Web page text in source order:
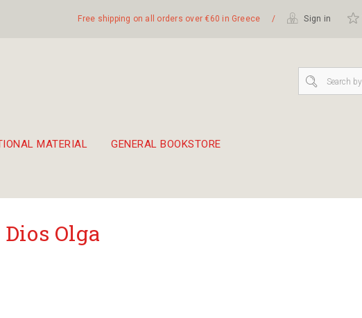
Free shipping on all orders over €60 in Greece / Sign in
MATERIAL GENERAL BOOKSTORE
Dios Olga